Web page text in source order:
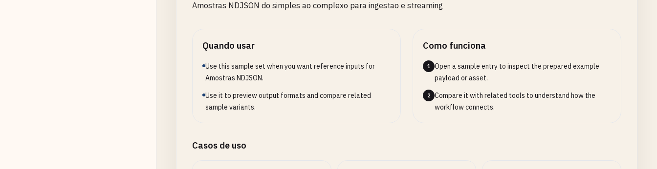
Amostras NDJSON do simples ao complexo para ingestao e streaming
Quando usar
Use this sample set when you want reference inputs for
Amostras NDJSON.
Use it to preview output formats and compare related
sample variants.
Como funciona
1
Open a sample entry to inspect the prepared example
payload or asset.
2
Compare it with related tools to understand how the
workflow connects.
Casos de uso